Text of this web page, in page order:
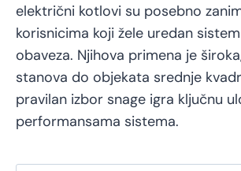
električni kotlovi su posebno
korisnicima koji žele uredan
obaveza. Njihova primena je
stanova do objekata srednje
pravilan izbor snage igra ključnu
performansama sistema.